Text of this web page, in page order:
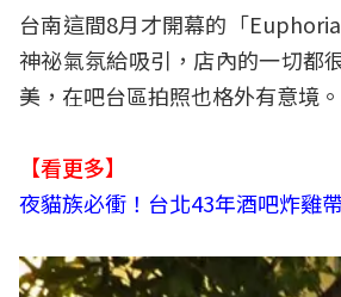
台南這間8月才開幕的「
神祕氣氛給吸引，店內的一切都
美，在吧台區拍照也格外有意境
【看更多】
夜貓族必衝！台北43年酒吧炸雞